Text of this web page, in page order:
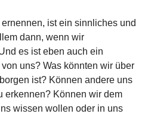
ist ein sinnliches und
dann, wenn wir
es ist eben auch ein
uns? Was könnten wir über
ist? Können andere uns
erkennen? Können wir dem
wissen wollen oder in uns